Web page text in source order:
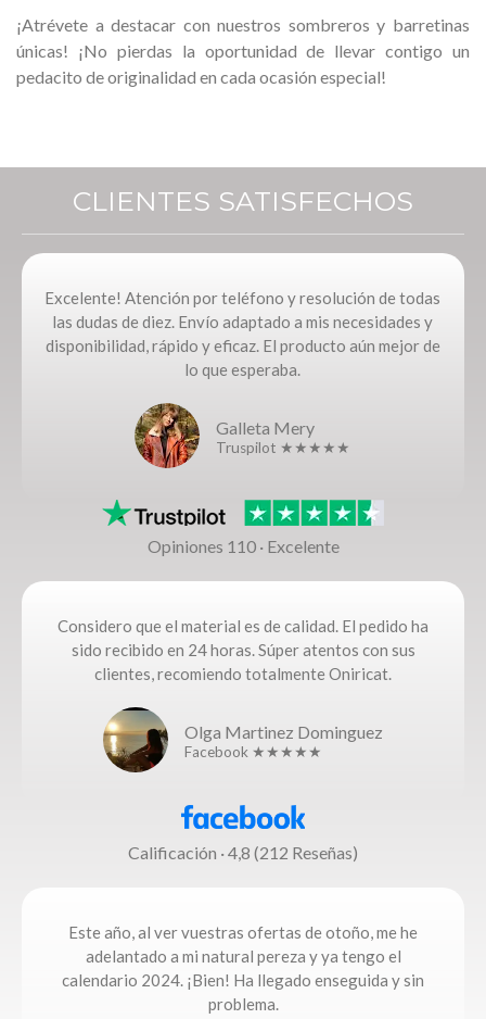
¡Atrévete a destacar con nuestros sombreros y barretinas
únicas! ¡No pierdas la oportunidad de llevar contigo un
pedacito de originalidad en cada ocasión especial!
CLIENTES SATISFECHOS
Excelente! Atención por teléfono y resolución de todas
las dudas de diez. Envío adaptado a mis necesidades y
disponibilidad, rápido y eficaz. El producto aún mejor de
lo que esperaba.
Galleta Mery
Truspilot ★★★★★
Opiniones 110 · Excelente
Considero que el material es de calidad. El pedido ha
sido recibido en 24 horas. Súper atentos con sus
clientes, recomiendo totalmente Oniricat.
Olga Martinez Dominguez
Facebook ★★★★★
Calificación · 4,8 (212 Reseñas)
Este año, al ver vuestras ofertas de otoño, me he
adelantado a mi natural pereza y ya tengo el
calendario 2024. ¡Bien! Ha llegado enseguida y sin
problema.